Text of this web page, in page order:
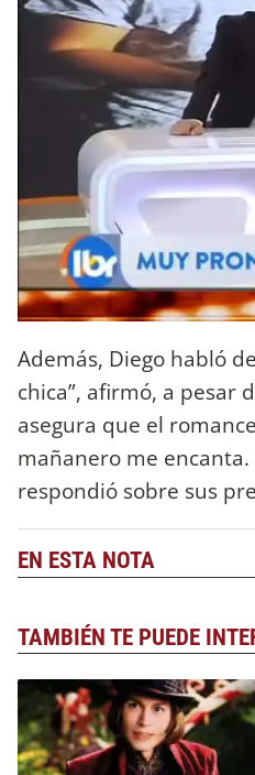
Además, Diego habló
chica”, afirmó, a pesar
asegura que el
mañanero me encanta.
respondió sobre sus
EN ESTA NOTA
TAMBIÉN TE PUEDE